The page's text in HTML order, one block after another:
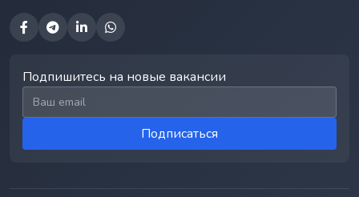
Подпишитесь на новые вакансии
Email для подписки
Подписаться